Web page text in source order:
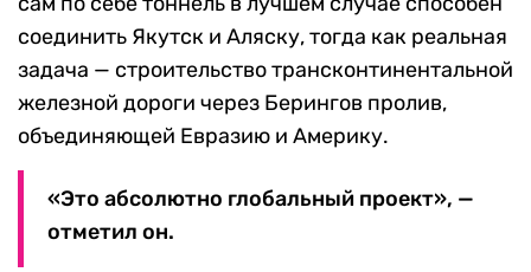
соединить Якутск и Аляску, тогда как реальная
задача — строительство трансконтинентальной
железной дороги через Берингов пролив,
объединяющей Евразию и Америку.
«Это абсолютно глобальный проект», —
отметил он.